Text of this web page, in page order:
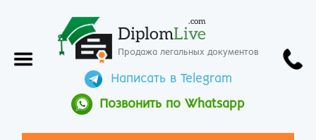
DiplomLive
.com
Продажа легальных документов
Написать в Telegram
Позвонить по Whatsapp